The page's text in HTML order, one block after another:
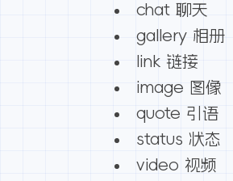
chat 聊天
gallery 相册
link 链接
image 图像
quote 引语
status 状态
video 视频